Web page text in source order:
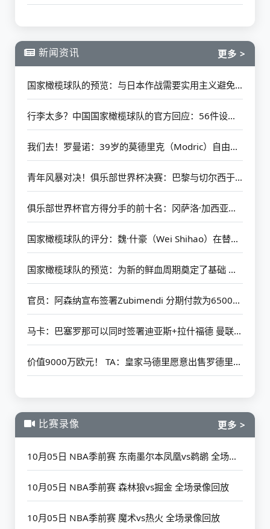
新闻资讯 更多 >
国家橄榄球队的预览：与日本作战需要实用主义避免悲剧 更多的新移民可能欢迎他们的首次亮相
行李太多？中国国家橄榄球队的官方回应：56件设备的具体情况如下
我们去！罗曼诺：39岁的莫德里克（Modric）自由加入AC米兰（AC Milan）
青年风暴对决！俱乐部世界杯决赛：巴黎与切尔西于7月14日开始
俱乐部世界杯官方得分手的前十名：冈萨洛·加西亚（Gonzalo Garcia）以4个进球排名第一 其余9人被淘汰
国家橄榄球队的评分：魏·什豪（Wei Shihao）在替补席上的最高分
国家橄榄球队的预览：为新的鲜血周期奠定了基础 韩国仍然需要在第一场比赛中放开手脚
官员：阿森纳宣布签署Zubimendi 分期付款为6500万欧元
马卡：巴塞罗那可以同时签署迪亚斯+拉什福德 曼联承诺首次借给后者
价值9000万欧元！ TA：皇家马德里愿意出售罗德里戈 阿森纳有初步联系
比赛录像 更多 >
10月05日 NBA季前赛 东南墨尔本凤凰vs鹈鹕 全场录像回放
10月05日 NBA季前赛 森林狼vs掘金 全场录像回放
10月05日 NBA季前赛 魔术vs热火 全场录像回放